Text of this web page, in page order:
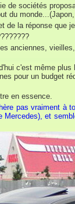
de sociétés
du
de la réponse que
anciennes,
c'est même
pour un budget
en essence.
pas vraiment à
et